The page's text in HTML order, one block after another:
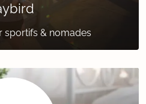
sportifs & nomades